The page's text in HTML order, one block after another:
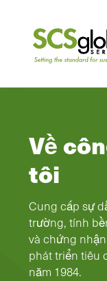
Về
tôi
Cung cấp sự
trường, tính
và chứng
phát triển tiêu
năm 1984.